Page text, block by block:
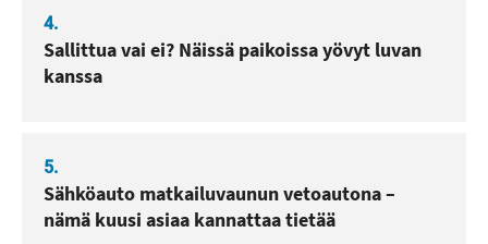
4.
Sallittua vai ei? Näissä paikoissa yövyt luvan
kanssa
5.
Sähköauto matkailuvaunun vetoautona –
nämä kuusi asiaa kannattaa tietää